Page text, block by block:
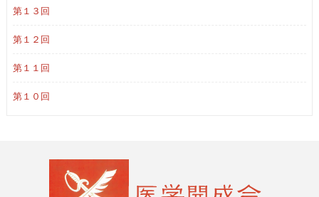
第１３回
第１２回
第１１回
第１０回